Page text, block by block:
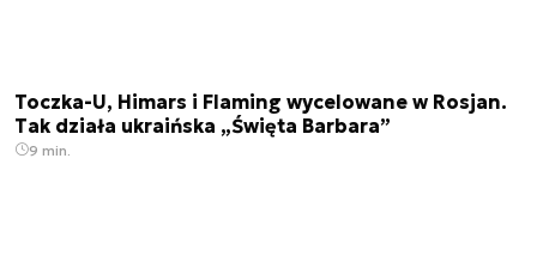
Toczka-U, Himars i Flaming wycelowane w Rosjan.
Tak działa ukraińska „Święta Barbara”
9 min.